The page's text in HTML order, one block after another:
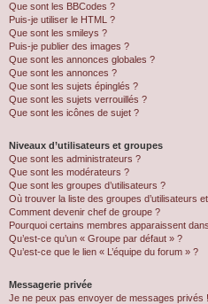
Que sont les BBCodes ?
Puis-je utiliser le HTML ?
Que sont les smileys ?
Puis-je publier des images ?
Que sont les annonces globales ?
Que sont les annonces ?
Que sont les sujets épinglés ?
Que sont les sujets verrouillés ?
Que sont les icônes de sujet ?
Niveaux d’utilisateurs et groupes
Que sont les administrateurs ?
Que sont les modérateurs ?
Que sont les groupes d’utilisateurs ?
Où trouver la liste des groupes d’utilisateurs
Comment devenir chef de groupe ?
Pourquoi certains membres apparaissent
Qu’est-ce qu’un « Groupe par défaut » ?
Qu’est-ce que le lien « L’équipe du forum » ?
Messagerie privée
Je ne peux pas envoyer de messages privés !